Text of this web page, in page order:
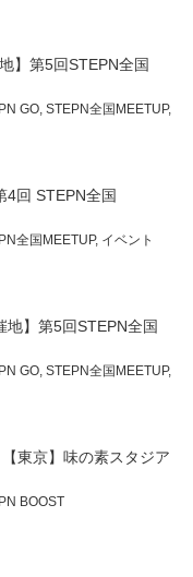
】第5回STEPN全国
GO, STEPN全国MEETUP,
4回 STEPN全国
全国MEETUP, イベント
地】第5回STEPN全国
GO, STEPN全国MEETUP,
【東京】味の素スタジア
BOOST